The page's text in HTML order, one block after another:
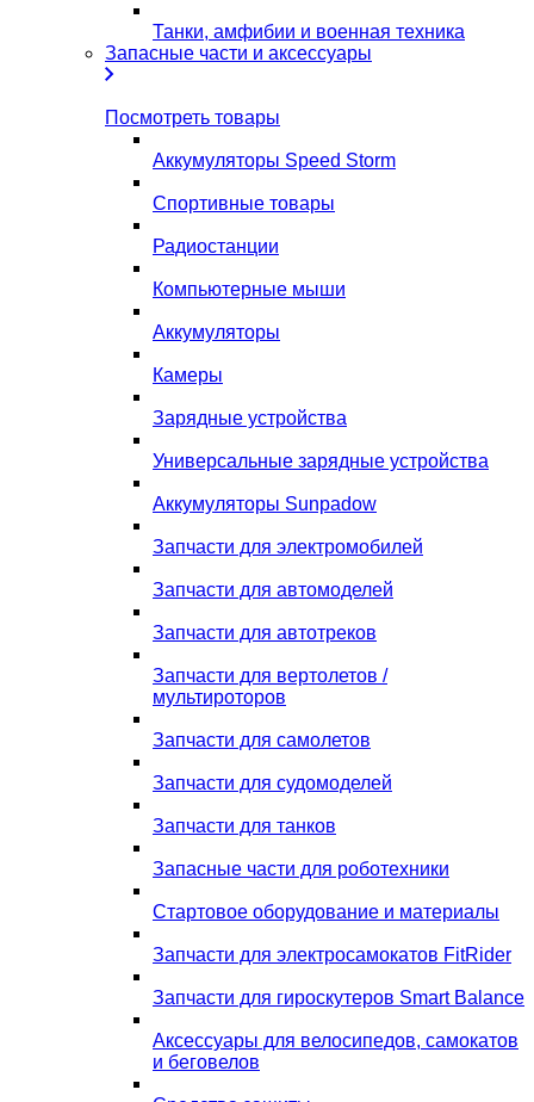
Танки, амфибии и военная техника
Запасные части и аксессуары
Посмотреть товары
Аккумуляторы Speed Storm
Спортивные товары
Радиостанции
Компьютерные мыши
Аккумуляторы
Камеры
Зарядные устройства
Универсальные зарядные устройства
Аккумуляторы Sunpadow
Запчасти для электромобилей
Запчасти для автомоделей
Запчасти для автотреков
Запчасти для вертолетов /
мультироторов
Запчасти для самолетов
Запчасти для судомоделей
Запчасти для танков
Запасные части для роботехники
Стартовое оборудование и материалы
Запчасти для электросамокатов FitRider
Запчасти для гироскутеров Smart Balance
Аксессуары для велосипедов, самокатов
и беговелов